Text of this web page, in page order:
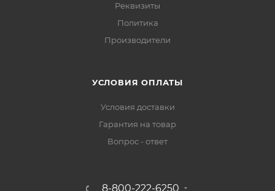
Реквизиты
Политика
Производители
УСЛОВИЯ ОПЛАТЫ
Условия доставки
Гарантия на товар
Вопрос - ответ
8-800-222-6250